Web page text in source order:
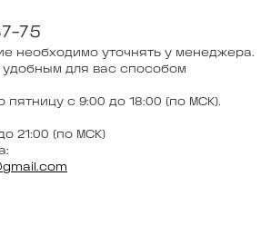
75
необходимо уточнять у менеджера.
для вас способом
пятницу с 9:00 до 18:00 (по МСК).
21:00 (по МСК)